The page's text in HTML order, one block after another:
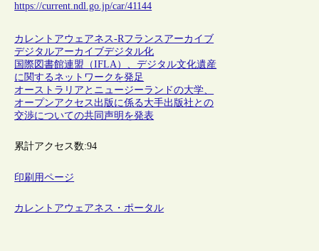
https://current.ndl.go.jp/car/41144
カレントアウェアネス-Rフランス アーカイブ
デジタルアーカイブデジタル化
国際図書館連盟（IFLA）、デジタル文化遺産
に関するネットワークを発足
オーストラリアとニュージーランドの大学、
オープンアクセス出版に係る大手出版社との
交渉についての共同声明を発表
累計アクセス数:94
印刷用ページ
カレントアウェアネス・ポータル